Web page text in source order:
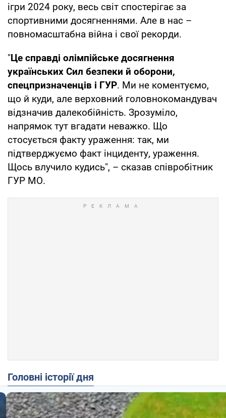
ігри 2024 року, весь світ спостерігає за
спортивними досягненнями. Але в нас –
повномасштабна війна і свої рекорди.
"Це справді олімпійське досягнення
українських Сил безпеки й оборони,
спецпризначенців і ГУР. Ми не коментуємо,
що й куди, але верховний головнокомандувач
відзначив далекобійність. Зрозуміло,
напрямок тут вгадати неважко. Що
стосується факту ураження: так, ми
підтверджуємо факт інциденту, ураження.
Щось влучило кудись", – сказав співробітник
ГУР МО.
Головні історії дня